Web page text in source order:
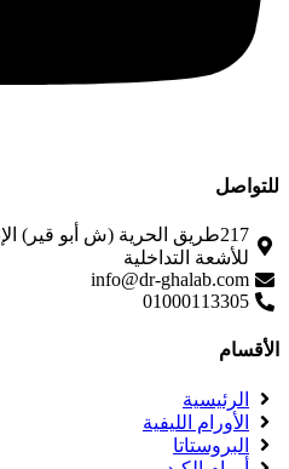
للتواصل
للأشعة التداخلية
info@dr-ghalab.com
01000113305
الأقسام
الرئيسية
الأورام الليفية
البروستاتا